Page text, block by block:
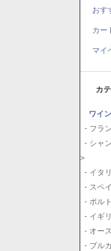
おす
カー
マイ
カテ
ワイン
- フラ
- シャ
>
- イタ
- スペ
- ポル
- イギ
- オー
- ブル